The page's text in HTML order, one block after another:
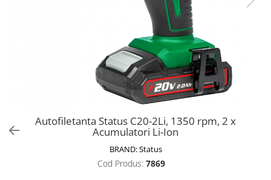
Biciclete, trotinete, triciclete
Motoburghie si accesorii
Autofiletanta Status C20-2Li, 1350 rpm, 2 x
Acumulatori Li-Ion
BRAND:Status
Cod Produs: 7869